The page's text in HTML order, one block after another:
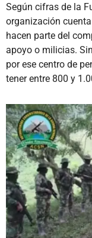
Según cifras de la
organización
hacen parte del
apoyo o milicias.
por ese centro de
tener entre 800 y